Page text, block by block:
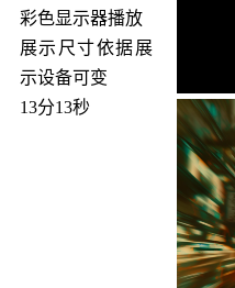
彩色显示器播放
展示尺寸依据展
示设备可变
13分13秒